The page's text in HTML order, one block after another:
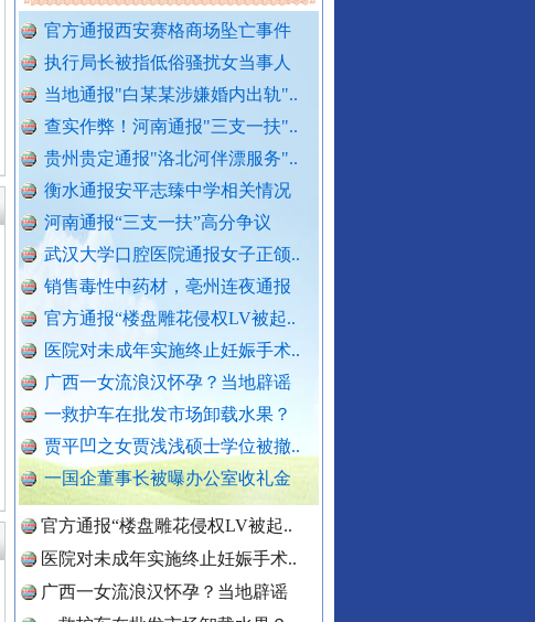
官方通报西安赛格商场坠亡事件
执行局长被指低俗骚扰女当事人
当地通报"白某某涉嫌婚内出轨"..
查实作弊！河南通报"三支一扶"..
贵州贵定通报"洛北河伴漂服务"..
衡水通报安平志臻中学相关情况
河南通报“三支一扶”高分争议
武汉大学口腔医院通报女子正颌..
销售毒性中药材，亳州连夜通报
官方通报“楼盘雕花侵权LV被起..
医院对未成年实施终止妊娠手术..
广西一女流浪汉怀孕？当地辟谣
一救护车在批发市场卸载水果？
贾平凹之女贾浅浅硕士学位被撤..
一国企董事长被曝办公室收礼金
官方通报西安赛格商场坠亡事件
执行局长被指低俗骚扰女当事人
当地通报"白某某涉嫌婚内出轨"..
查实作弊！河南通报"三支一扶"..
贵州贵定通报"洛北河伴漂服务"..
衡水通报安平志臻中学相关情况
河南通报“三支一扶”高分争议
武汉大学口腔医院通报女子正颌..
销售毒性中药材，亳州连夜通报
官方通报“楼盘雕花侵权LV被起..
医院对未成年实施终止妊娠手术..
广西一女流浪汉怀孕？当地辟谣
一救护车在批发市场卸载水果？
贾平凹之女贾浅浅硕士学位被撤..
外交部发布重磅视频
“转折之城”激荡奋进脉搏